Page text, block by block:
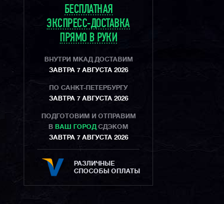
БЕСПЛАТНАЯ
ЭКСПРЕСС-ДОСТАВКА
ПРЯМО В РУКИ
ВНУТРИ МКАД ДОСТАВИМ
ЗАВТРА 7 АВГУСТА 2026
ПО САНКТ-ПЕТЕРБУРГУ
ЗАВТРА 7 АВГУСТА 2026
ПОДГОТОВИМ И ОТПРАВИМ
В ВАШ ГОРОД СДЭКОМ
ЗАВТРА 7 АВГУСТА 2026
РАЗЛИЧНЫЕ
СПОСОБЫ ОПЛАТЫ